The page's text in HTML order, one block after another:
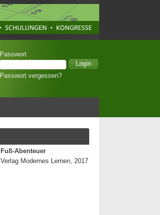
Passwort
Passwort vergessen?
Fuß-Abenteuer
Verlag Modernes Lernen, 2017